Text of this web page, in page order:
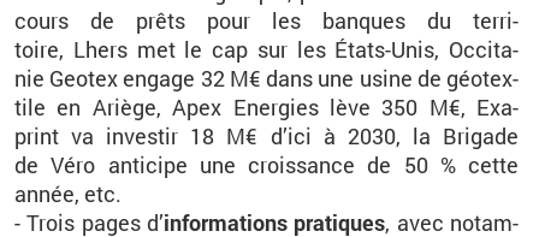
cours de prêts pour les banques du ter­ri­
toire, Lhersmet le cap sur les États-Unis, Oc­ci­ta­
nie Geo­tex en­gage 32 M€ dans une usine de géo­tex­
tile en Ariège, Apex Ener­gieslève 350 M€, Exa­
print va in­ves­tir 18 M€ d’ici à 2030, la Bri­gade
deVéro an­ti­cipe une crois­sance de 50 % cette
année, etc.
- Trois pages d’in­for­ma­tions pra­tiques, avec no­tam­